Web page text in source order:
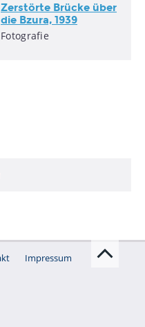
Zerstörte Brücke über
die Bzura, 1939
Fotografie